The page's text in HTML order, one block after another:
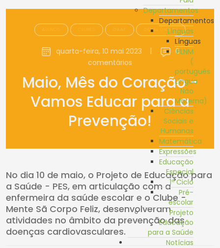
Departamentos
Departamentos
Línguas
Línguas
PLNM
(
português
Língua
Não
Materna)
Ciências
Sociais e
Humanas
Matemática
Expressões
Educação
Especial
1º Ciclo
Pré-
escolar
Projeto
Educação
para a Saúde
Notícias
ALUNOS CLUBES GAAF GERAL (HOME)
quarta-feira, 10 mai 2023 |
0
comentários
Maio, Mês do Coração -
Vamos Educar para a
Prevenção!
No dia 10 de maio, o Projeto de Educação para
a Saúde - PES, em articulação com a
enfermeira da saúde escolar e o Clube -
Mente Sã Corpo Feliz, desenvolveram
atividades no âmbito da prevenção das
doenças cardiovasculares.